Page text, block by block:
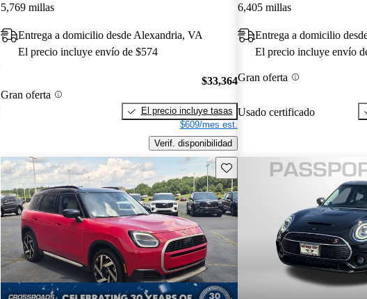
5,769 millas
Entrega a domicilio desde Alexandria, VA
El precio incluye envío de $574
Gran oferta
$33,364
El precio incluye tasas
$609/mes est.
Verif. disponibilidad
6,405 millas
Entrega a domicilio
El precio incluye envío
Gran oferta
Usado certificado
Guarda este Aviso